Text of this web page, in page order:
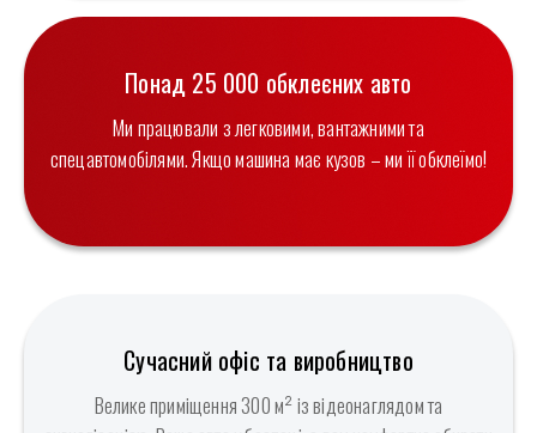
Понад 25 000 обклеєних авто
Ми працювали з легковими, вантажними та
спецавтомобілями. Якщо машина має кузов – ми її обклеїмо!
Сучасний офіс та виробництво
Велике приміщення 300 м² із відеонаглядом та